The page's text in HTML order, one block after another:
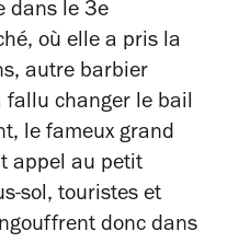
dans le 3e
où elle a pris la
autre barbier
fallu changer le bail
le fameux grand
appel au petit
sol, touristes et
donc dans